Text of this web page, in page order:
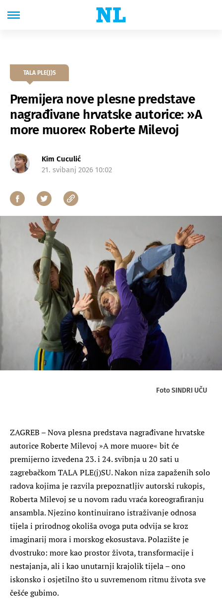
TALA PLE(J)S
Premijera nove plesne predstave
nagrađivane hrvatske autorice: »A
more muore« Roberte Milevoj
Kim Cuculić
21. svibanj 2026 10:02
Foto SINDRI UČU
ZAGREB – Nova plesna predstava nagrađivane hrvatske
autorice Roberte Milevoj »A more muore« bit će
premijerno izvedena 23. i 24. svibnja u 20 sati u
zagrebačkom TALA PLE(j)SU. Nakon niza zapaženih solo
radova kojima je razvila prepoznatljiv autorski rukopis,
Roberta Milevoj se u novom radu vraća koreografiranju
ansambla. Njezino kontinuirano istraživanje odnosa
tijela i prirodnog okoliša ovoga puta odvija se kroz
imaginarij mora i morskog ekosustava. Polazište je
dvostruko: more kao prostor života, transformacije i
nestajanja, ali i kao unutarnji krajolik tijela – ono
iskonsko i osjetilno što u suvremenom ritmu života sve
češće gubimo.